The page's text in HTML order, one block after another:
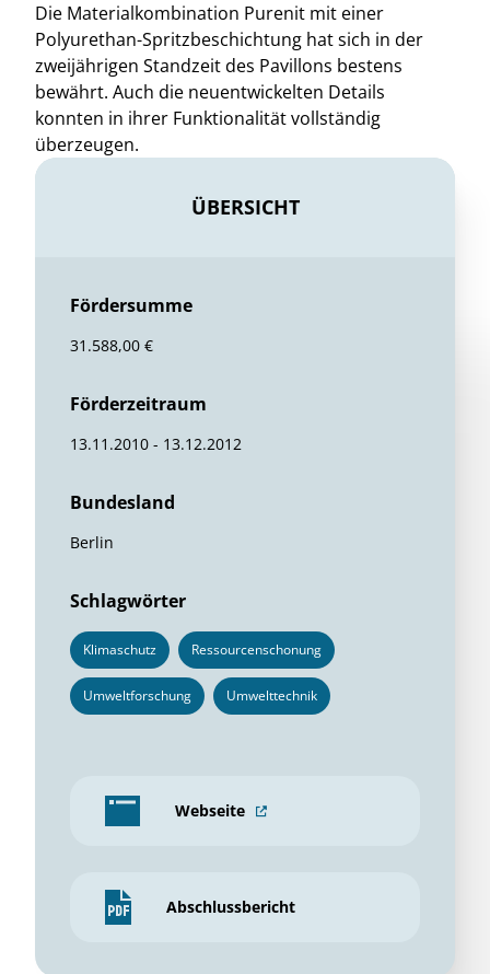
Die Materialkombination Purenit mit einer
Polyurethan-Spritzbeschichtung hat sich in der
zweijährigen Standzeit des Pavillons bestens
bewährt. Auch die neuentwickelten Details
konnten in ihrer Funktionalität vollständig
überzeugen.
ÜBERSICHT
Fördersumme
31.588,00 €
Förderzeitraum
13.11.2010 - 13.12.2012
Bundesland
Berlin
Schlagwörter
Klimaschutz Ressourcenschonung
Umweltforschung Umwelttechnik
Webseite
Abschlussbericht